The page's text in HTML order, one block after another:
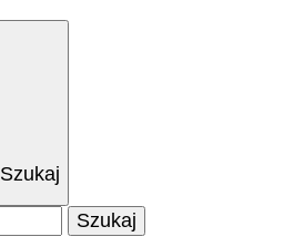
Szukaj